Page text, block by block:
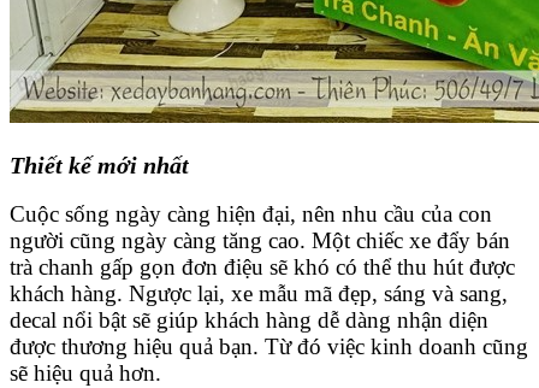
Thiết kế mới nhất
Cuộc sống ngày càng hiện đại, nên nhu cầu của con
người cũng ngày càng tăng cao. Một chiếc xe đẩy bán
trà chanh gấp gọn đơn điệu sẽ khó có thể thu hút được
khách hàng. Ngược lại, xe mẫu mã đẹp, sáng và sang,
decal nổi bật sẽ giúp khách hàng dễ dàng nhận diện
được thương hiệu quả bạn. Từ đó việc kinh doanh cũng
sẽ hiệu quả hơn.